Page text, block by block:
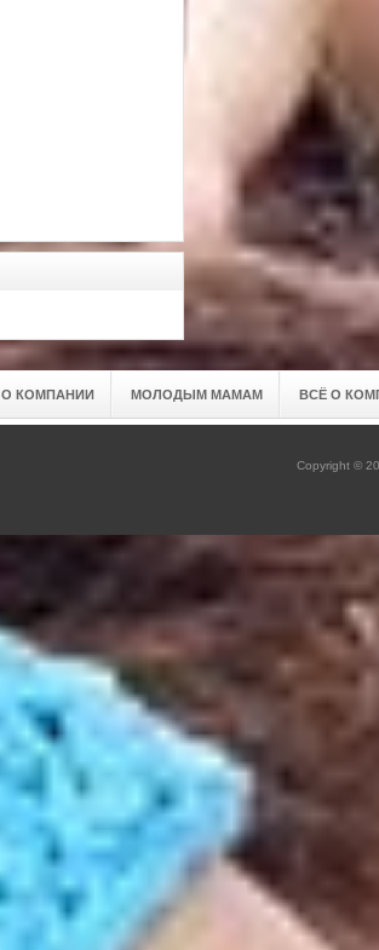
О КОМПАНИИ МОЛОДЫМ МАМАМ ВСЁ О
Copyright ©